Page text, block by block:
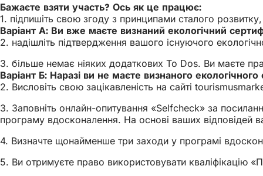
Бажаєте взяти участь? Ось як це працює:
1. підпишіть свою згоду з принципами сталого
Варіант А: Ви вже маєте визнаний екологічний
2. надішліть підтвердження вашого існуючого
3. більше немає ніяких додаткових To Dos. Ви маєте
Варіант Б: Наразі ви не маєте визнаного екологічного
2. Висловіть свою зацікавленість на сайті
3. Заповніть онлайн-опитування «Selfcheck» за
програму вдосконалення. На основі ваших відповідей
4. Визначте щонайменше три заходи у програмі
5. Ви отримуєте право використовувати кваліфікацію